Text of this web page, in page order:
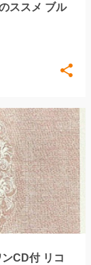
ススメ ブル
CD付 リコ